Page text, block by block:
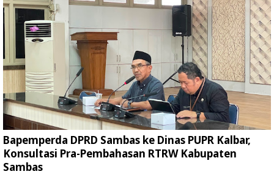
Bapemperda DPRD Sambas ke Dinas PUPR Kalbar,
Konsultasi Pra-Pembahasan RTRW Kabupaten
Sambas